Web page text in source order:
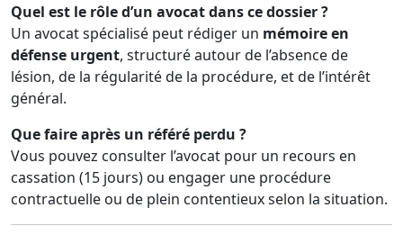
Quel est le rôle d’un avocat dans ce dossier ?
Un avocat spécialisé peut rédiger un mémoire en
défense urgent, structuré autour de l’absence de
lésion, de la régularité de la procédure, et de l’intérêt
général.
Que faire après un référé perdu ?
Vous pouvez consulter l’avocat pour un recours en
cassation (15 jours) ou engager une procédure
contractuelle ou de plein contentieux selon la situation.